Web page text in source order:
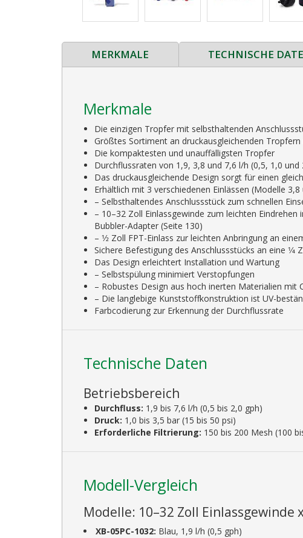
MERKMALE TECHNISCHE
Merkmale
Die einzigen Tropfer mit selbsthaltenden
Größtes Sortiment an druckausgleichenden
Die kompaktesten und unauffälligsten Tropfer
Durchflussraten von 1,9, 3,8 und 7,6 l/h (0,5, 1,0 und
Das druckausgleichende Design sorgt für einen
Erhältlich mit 3 verschiedenen Einlässen (Modelle
– Selbsthaltendes Anschlussstück zum schnellen
– 10–32 Zoll Einlassgewinde zum leichten
Bubbler-Adapter (Seite 130)
– 1⁄2 Zoll FPT-Einlass zur leichten Anbringung an
Sichere Befestigung des Anschlussstücks an eine 1⁄4
Das Design erleichtert Installation und Wartung
– Selbstspülung minimiert Verstopfungen
– Robustes Design aus hoch inerten Materialien mit
– Die langlebige Kunststoffkonstruktion ist UV-
Farbcodierung zur Erkennung der Durchflussrate
Technische Daten
Betriebsbereich
Durchfluss: 1,9 bis 7,6 l/h (0,5 bis 2,0 gph)
Druck: 1,0 bis 3,5 bar (15 bis 50 psi)
Erforderliche Filtrierung: 150 bis 200 Mesh (100
Modell-Vergleich
Modelle: 10–32 Zoll Einlassgewinde
XB-05PC-1032: Blau, 1,9 l/h (0,5 gph)